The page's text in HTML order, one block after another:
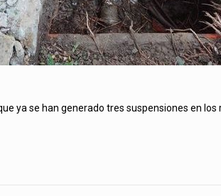
ya se han generado tres suspensiones en